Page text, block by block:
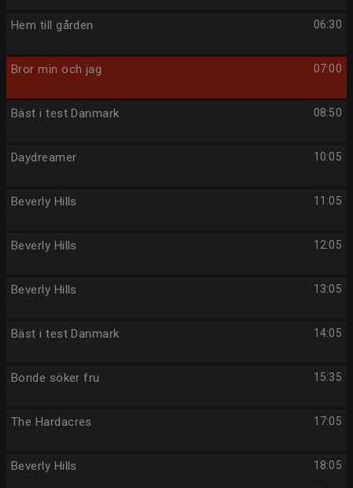
06:30
Hem till gården
07:00
Bror min och jag
08:50
Bäst i test Danmark
10:05
Daydreamer
11:05
Beverly Hills
12:05
Beverly Hills
13:05
Beverly Hills
14:05
Bäst i test Danmark
15:35
Bonde söker fru
17:05
The Hardacres
18:05
Beverly Hills